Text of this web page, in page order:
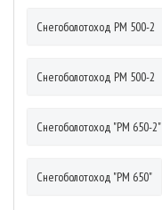
Снегоболотоход РМ 500-2
Снегоболотоход РМ 500-2
Снегоболотоход "РМ 650-2"
Снегоболотоход "РМ 650"